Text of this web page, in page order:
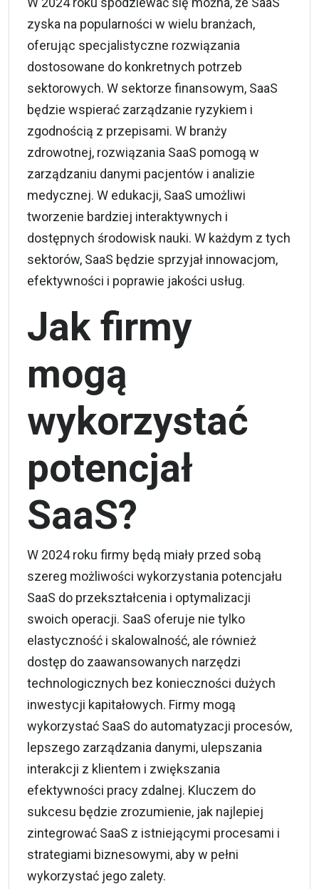
zyska na popularności w wielu branżach,
oferując specjalistyczne rozwiązania
dostosowane do konkretnych potrzeb
sektorowych. W sektorze finansowym, SaaS
będzie wspierać zarządzanie ryzykiem i
zgodnością z przepisami. W branży
zdrowotnej, rozwiązania SaaS pomogą w
zarządzaniu danymi pacjentów i analizie
medycznej. W edukacji, SaaS umożliwi
tworzenie bardziej interaktywnych i
dostępnych środowisk nauki. W każdym z tych
sektorów, SaaS będzie sprzyjał innowacjom,
efektywności i poprawie jakości usług.
Jak firmy
mogą
wykorzystać
potencjał
SaaS?
W 2024 roku firmy będą miały przed sobą
szereg możliwości wykorzystania potencjału
SaaS do przekształcenia i optymalizacji
swoich operacji. SaaS oferuje nie tylko
elastyczność i skalowalność, ale również
dostęp do zaawansowanych narzędzi
technologicznych bez konieczności dużych
inwestycji kapitałowych. Firmy mogą
wykorzystać SaaS do automatyzacji procesów,
lepszego zarządzania danymi, ulepszania
interakcji z klientem i zwiększania
efektywności pracy zdalnej. Kluczem do
sukcesu będzie zrozumienie, jak najlepiej
zintegrować SaaS z istniejącymi procesami i
strategiami biznesowymi, aby w pełni
wykorzystać jego zalety.